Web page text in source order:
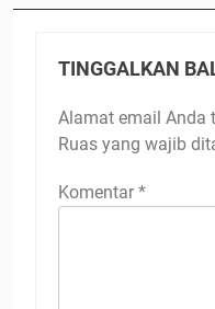
TINGGALKAN
Alamat email Anda
Ruas yang wajib
Komentar *